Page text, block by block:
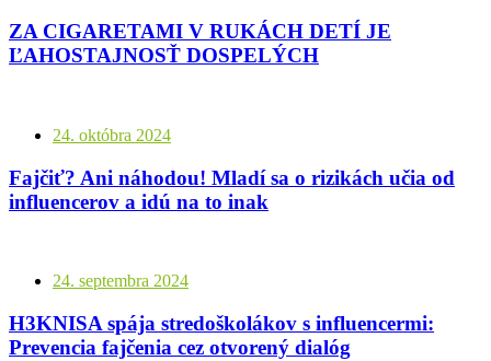
ZA CIGARETAMI V RUKÁCH DETÍ JE
ĽAHOSTAJNOSŤ DOSPELÝCH
24. októbra 2024
Fajčiť? Ani náhodou! Mladí sa o rizikách učia od
influencerov a idú na to inak
24. septembra 2024
H3KNISA spája stredoškolákov s influencermi:
Prevencia fajčenia cez otvorený dialóg